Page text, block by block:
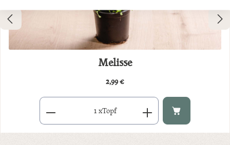
Melisse
Regulärer Preis:
2,99 €
Produkt Anzahl: Gib den gewünschten Wert ein oder benutze
xTopf